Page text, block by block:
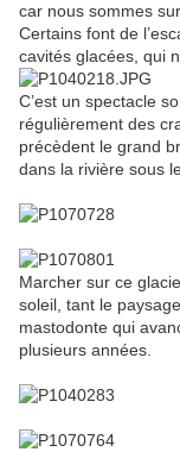
car nous sommes
Certains font de
cavités glacées, qui
C’est un spectacle
régulièrement des
précèdent le grand
dans la rivière sous
Marcher sur ce
soleil, tant le
mastodonte qui
plusieurs années.